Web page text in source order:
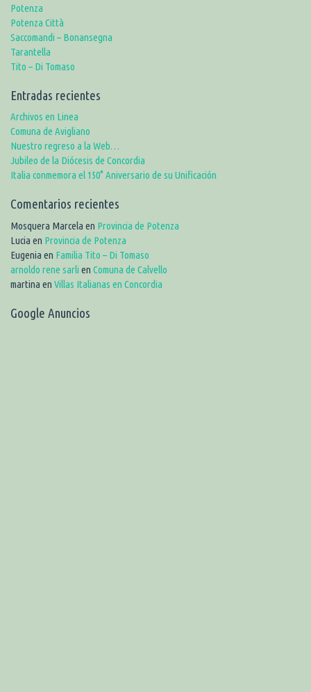
Potenza
Potenza Città
Saccomandi – Bonansegna
Tarantella
Tito – Di Tomaso
Entradas recientes
Archivos en Linea
Comuna de Avigliano
Nuestro regreso a la Web…
Jubileo de la Diócesis de Concordia
Italia conmemora el 150° Aniversario de su Unificación
Comentarios recientes
Mosquera Marcela en Provincia de Potenza
Lucia en Provincia de Potenza
Eugenia en Familia Tito – Di Tomaso
arnoldo rene sarli en Comuna de Calvello
martina en Villas Italianas en Concordia
Google Anuncios